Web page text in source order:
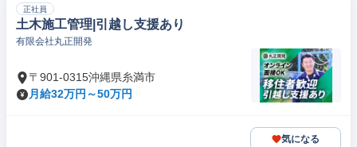
正社員
土木施工管理|引越し支援あり
有限会社丸正開発
〒901-0315沖縄県糸満市
月給32万円～50万円
気になる